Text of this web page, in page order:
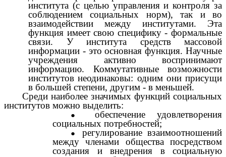
института (с целью управления и контроля за
соблюдением социальных норм), так и во
взаимодействии между институтами. Эта
функция имеет свою специфику - формальные
связи. У института средств массовой
информации - это основная функция. Научные
учреждения активно воспринимают
информацию. Коммутативные возможности
институтов неодинаковы: одним они присущи
в большей степени, другим - в меньшей.
Среди наиболее значимых функций социальных
институтов можно выделить:
обеспечение удовлетворения
социальных потребностей;
регулирование взаимоотношений
между членами общества посредством
создания и внедрения в социальную